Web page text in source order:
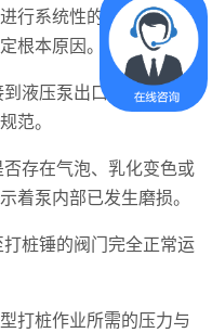
行系统性的检查。技术
根本原因。
液压泵出口，验证其在
范。
存在气泡、乳化变色或
着泵内部已发生磨损。
桩锤的阀门完全正常运
打桩作业所需的压力与